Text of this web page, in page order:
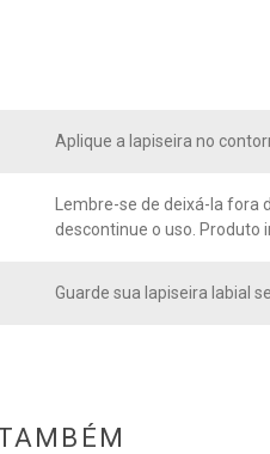
Aplique a lapiseira no
Lembre-se de deixá-la fora
descontinue o uso. Produto
Guarde sua lapiseira labial